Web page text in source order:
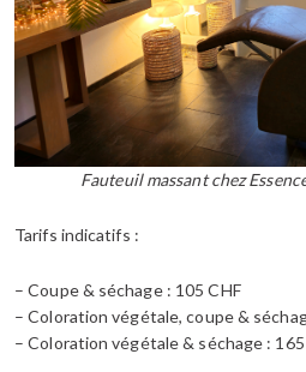
Fauteuil massant chez
Tarifs indicatifs :
– Coupe & séchage : 105 CHF
– Coloration végétale, coupe &
– Coloration végétale & séchage : 165